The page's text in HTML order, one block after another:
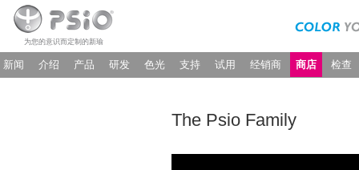
为您的意识而定制的新瑜
新闻 介绍 产品 研发 色光 支持 试用 经销商 商店 检查
The Psio Family